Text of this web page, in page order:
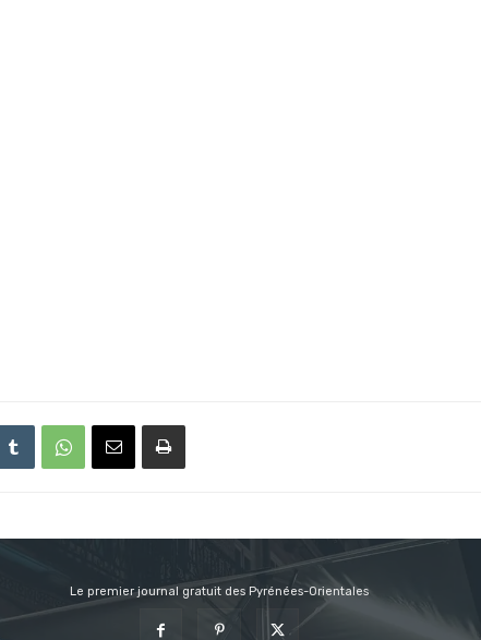
Le premier journal gratuit des Pyrénées-Orientales